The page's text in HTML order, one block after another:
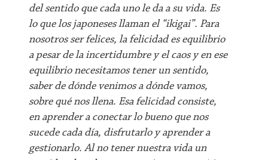
del sentido que cada uno le da a su vida. Es
lo que los japoneses llaman el “ikigai”. Para
nosotros ser felices, la felicidad es equilibrio
a pesar de la incertidumbre y el caos y en ese
equilibrio necesitamos tener un sentido,
saber de dónde venimos a dónde vamos,
sobre qué nos llena. Esa felicidad consiste,
en aprender a conectar lo bueno que nos
sucede cada día, disfrutarlo y aprender a
gestionarlo. Al no tener nuestra vida un